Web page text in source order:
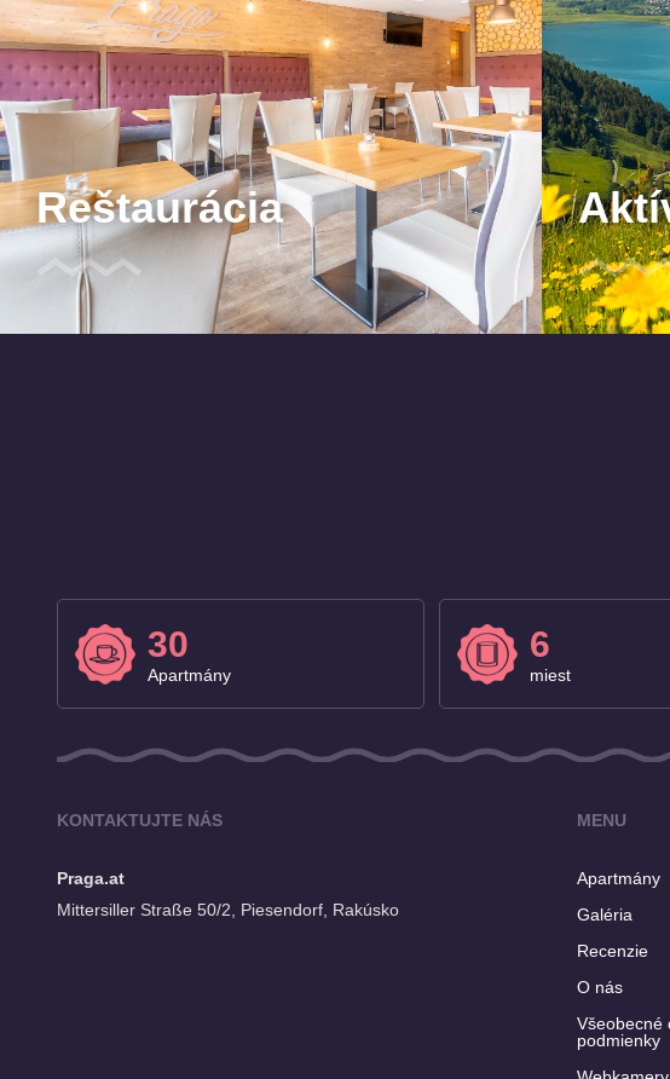
Reštaurácia
30
Apartmány
6
miest
KONTAKTUJTE NÁS
Praga.at
Mittersiller Straße 50/2, Piesendorf, Rakúsko
MENU
Apartmány
Galéria
Recenzie
O nás
Všeobecné
podmienky